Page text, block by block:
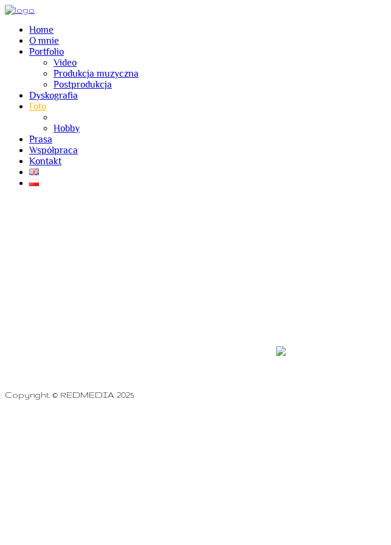
Home
O mnie
Portfolio
Video
Produkcja muzyczna
Postprodukcja
Dyskografia
Foto
Hobby
Prasa
Współpraca
Kontakt
Copyright © REDMEDIA 2025